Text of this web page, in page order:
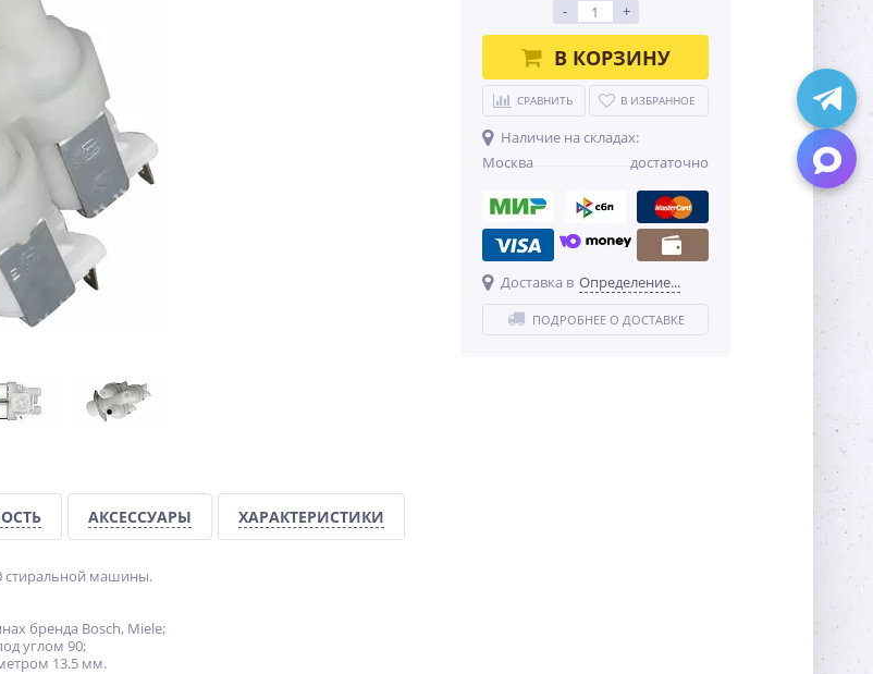
- +
В КОРЗИНУ
СРАВНИТЬ В ИЗБРАННОЕ
Наличие на складах:
Москва
достаточно
Доставка в Определение...
ПОДРОБНЕЕ О ДОСТАВКЕ
АКСЕССУАРЫ ХАРАКТЕРИСТИКИ
стиральной машины.
бренда Bosch, Miele;
углом 90;
13.5 мм.